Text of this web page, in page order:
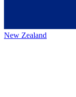
New Zealand